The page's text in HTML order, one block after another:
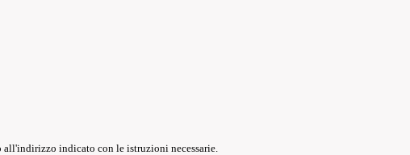
all'indirizzo indicato con le istruzioni necessarie.